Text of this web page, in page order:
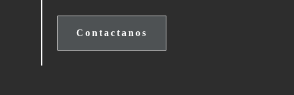
Contactanos